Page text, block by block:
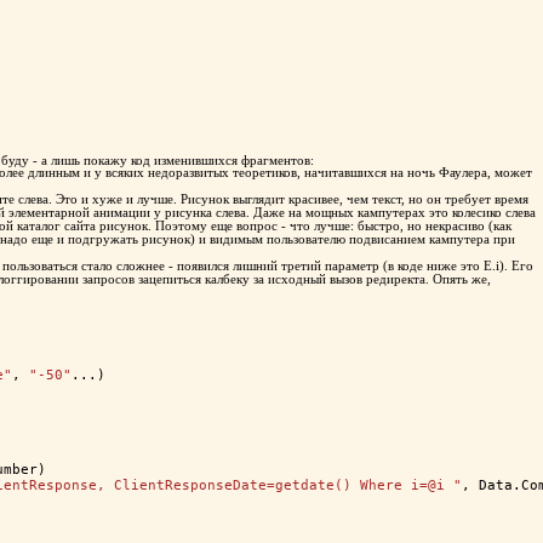
- а лишь покажу код изменившихся фрагментов:
длинным и у всяких недоразвитых теоретиков, начитавшихся на ночь Фаулера, может
слева. Это и хуже и лучше. Рисунок выглядит красивее, чем текст, но он требует время
элементарной анимации у рисунка слева. Даже на мощных кампутерах это колесико слева
каталог сайта рисунок. Поэтому еще вопрос - что лучше: быстро, но некрасиво (как
еще и подгружать рисунок) и видимым пользователю подвисанием кампутера при
стало сложнее - появился лишний третий параметр (в коде ниже это E.i). Его
запросов зацепиться калбеку за исходный вызов редиректа. Опять же,
, "-50" ...)
ClientResponseDate=getdate() Where i=@i " ,